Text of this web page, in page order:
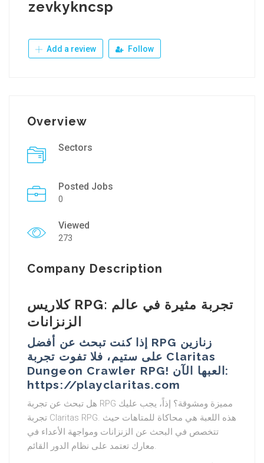
zevkykncsp
Add a review Follow
Overview
Sectors
Posted Jobs
0
Viewed
273
Company Description
كلاريس RPG: تجربة مثيرة في عالم
الزنزانات
إذا كنت تبحث عن أفضل RPG زنازين
على ستيم، فلا تفوت تجربة Claritas
Dungeon Crawler RPG! العبها الآن:
https://playclaritas.com
هل تبحث عن تجربة RPG مميزة ومشوقة؟ إذاً، يجب عليك
تجربة Claritas RPG. هذه اللعبة هي محاكاة للمتاهات حيث
تتخصص في البحث عن الزنزانات ومواجهة الأعداء في
معارك تعتمد على نظام الدور القائم.